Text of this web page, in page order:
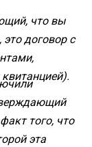
что вы
это договор с
того, что
эта